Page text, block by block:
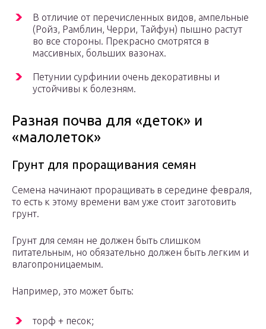
В отличие от перечисленных видов, ампельные
(Ройз, Рамблин, Черри, Тайфун) пышно растут
во все стороны. Прекрасно смотрятся в
массивных, больших вазонах.
Петунии сурфинии очень декоративны и
устойчивы к болезням.
Разная почва для «деток» и
«малолеток»
Грунт для проращивания семян
Семена начинают проращивать в середине февраля,
то есть к этому времени вам уже стоит заготовить
грунт.
Грунт для семян не должен быть слишком
питательным, но обязательно должен быть легким и
влагопроницаемым.
Например, это может быть:
торф + песок;